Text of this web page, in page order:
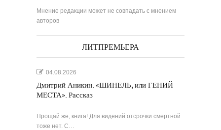
Мнение редакции может не совпадать с мнением
авторов
ЛИТПРЕМЬЕРА
04.08.2026
Дмитрий Аникин. «ШИНЕЛЬ, или ГЕНИЙ
МЕСТА». Рассказ
Прощай же, книга! Для видений отсрочки смертной
тоже нет. С…